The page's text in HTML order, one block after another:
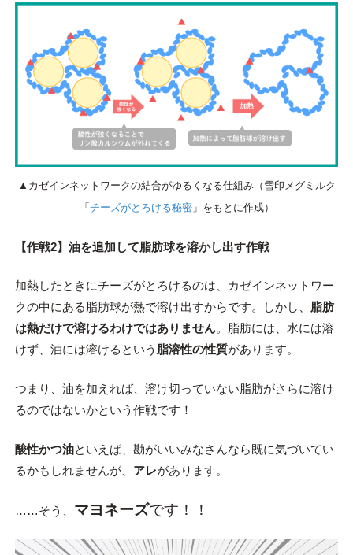
▲カゼインネットワークの結合がゆるくなる仕組み（雪印メグミルク
「 チーズがとろける秘密」をもとに作成）
【作戦2】油を追加して脂肪球を溶かし出す作戦
加熱したときにチーズがとろけるのは、カゼインネットワー
クの中にある脂肪球が熱で溶け出すからです。しかし、 脂肪
は熱だけで溶けるわけではありません。脂肪には、水には溶
けず、油には溶けるという 脂溶性の性質があります。
つまり、油を加えれば、溶け切っていない脂肪がさらに溶け
るのではないかという作戦です！
酸性かつ油といえば、勘がいいみなさんなら既に気づいてい
るかもしれませんが、 アレがあります。
……そう、 マヨネーズです！！